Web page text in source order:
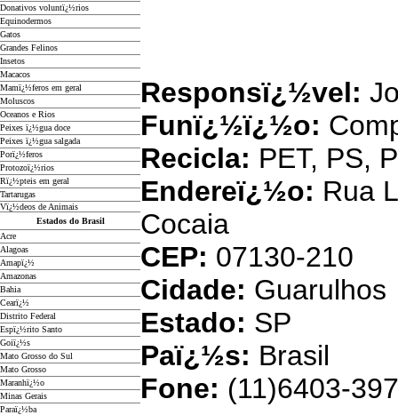
Donativos voluntï¿½rios
Equinodermos
Gatos
Grandes Felinos
Insetos
Macacos
Mamï¿½feros em geral
Moluscos
Oceanos e Rios
Peixes ï¿½gua doce
Peixes ï¿½gua salgada
Porï¿½feros
Protozoï¿½rios
Rï¿½pteis em geral
Tartarugas
Vï¿½deos de Animais
Estados do Brasil
Acre
Alagoas
Amapï¿½
Amazonas
Bahia
Cearï¿½
Distrito Federal
Espï¿½rito Santo
Goiï¿½s
Mato Grosso do Sul
Mato Grosso
Maranhï¿½o
Minas Gerais
Paraï¿½ba
Responsï¿½vel:
Funï¿½ï¿½o:
Recicla: PET, PS,
Endereï¿½o: Rua
Cocaia
CEP: 07130-210
Cidade: Guarulhos
Estado: SP
Paï¿½s: Brasil
Fone: (11)6403-